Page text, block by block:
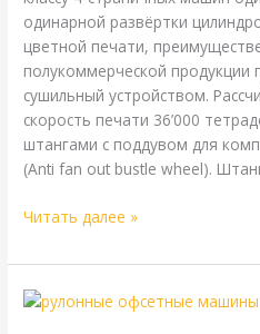
одинарной развёртки
цветной печати,
полукоммерческой продукции
сушильный устройством.
скорость печати 36’000
штангами с поддувом для
(Anti fan out bustle wheel).
Читать далее »
Grafitek